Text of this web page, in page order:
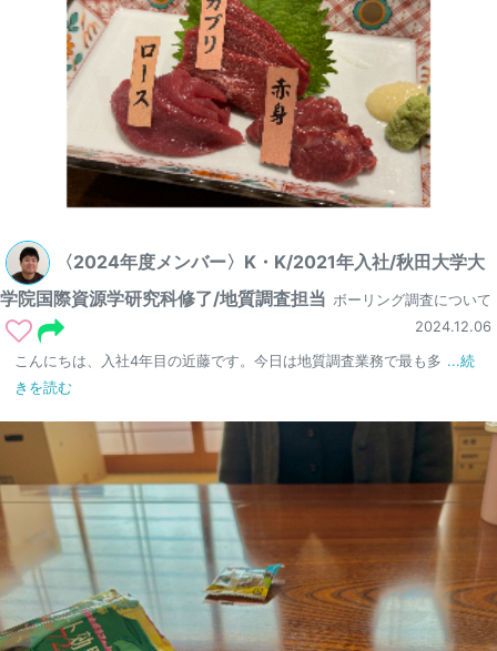
〈2024年度メンバー〉K・K/2021年入社/秋田大学大
学院国際資源学研究科修了/地質調査担当 ボーリング調査について
2024.12.06
こんにちは、入社4年目の近藤です。今日は地質調査業務で最も多 ...続
きを読む